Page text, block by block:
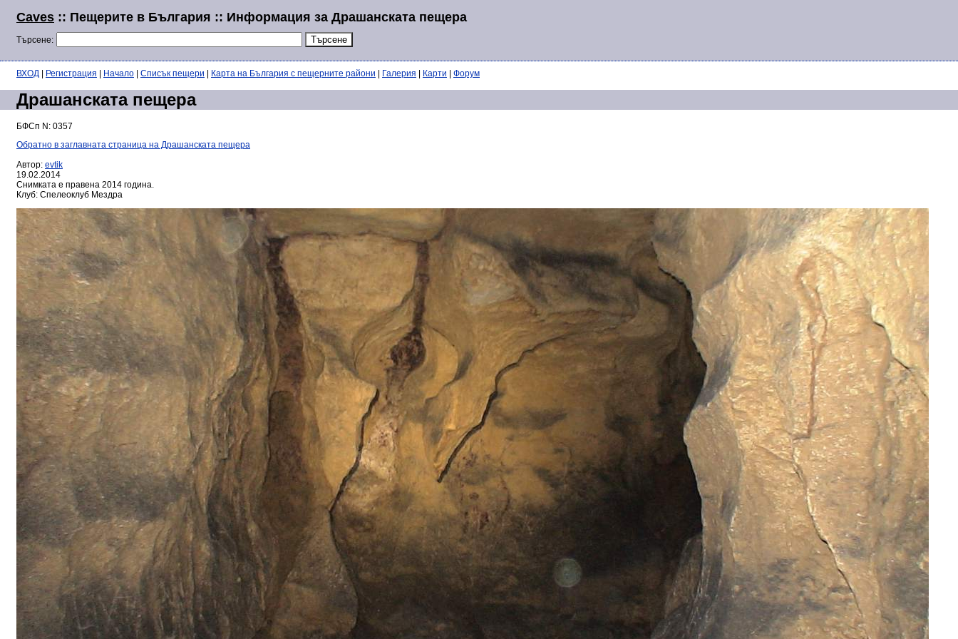
Caves :: Пещерите в България :: Информация за Драшанската пещера
Търсене:
ВХОД Регистрация Начало Списък пещери Карта на България с пещерните райони Галерия Карти Форум
Драшанската пещера
БФСп N: 0357
Обратно в заглавната страница на Драшанската пещера
Автор: evtik
19.02.2014
Снимката е правена 2014 година.
Клуб: Спелеоклуб Мездра